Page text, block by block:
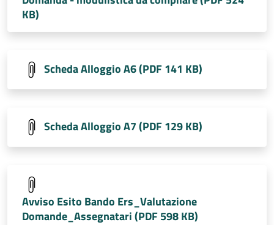
KB)
Scheda Alloggio A6 (PDF 141 KB)
Scheda Alloggio A7 (PDF 129 KB)
Avviso Esito Bando Ers_Valutazione
Domande_Assegnatari (PDF 598 KB)